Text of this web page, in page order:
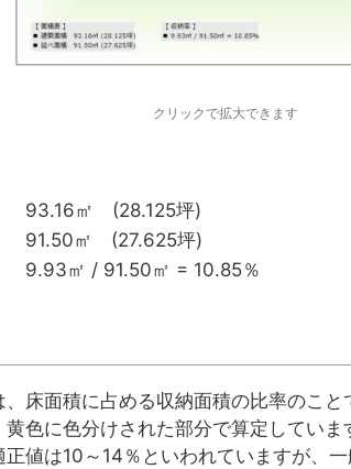
クリックで拡大できます
93.16㎡ (28.125坪)
91.50㎡ (27.625坪)
㎡ / 91.50㎡ = 10.85％
床面積に占める収納面積の比率のこと
黄色に色分けされた部分で算定していま
正値は10～14％といわれていますが、